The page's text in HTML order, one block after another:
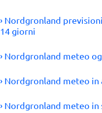
› Nordgronland
14 giorni
› Nordgronland meteo
› Nordgronland meteo in
› Nordgronland meteo